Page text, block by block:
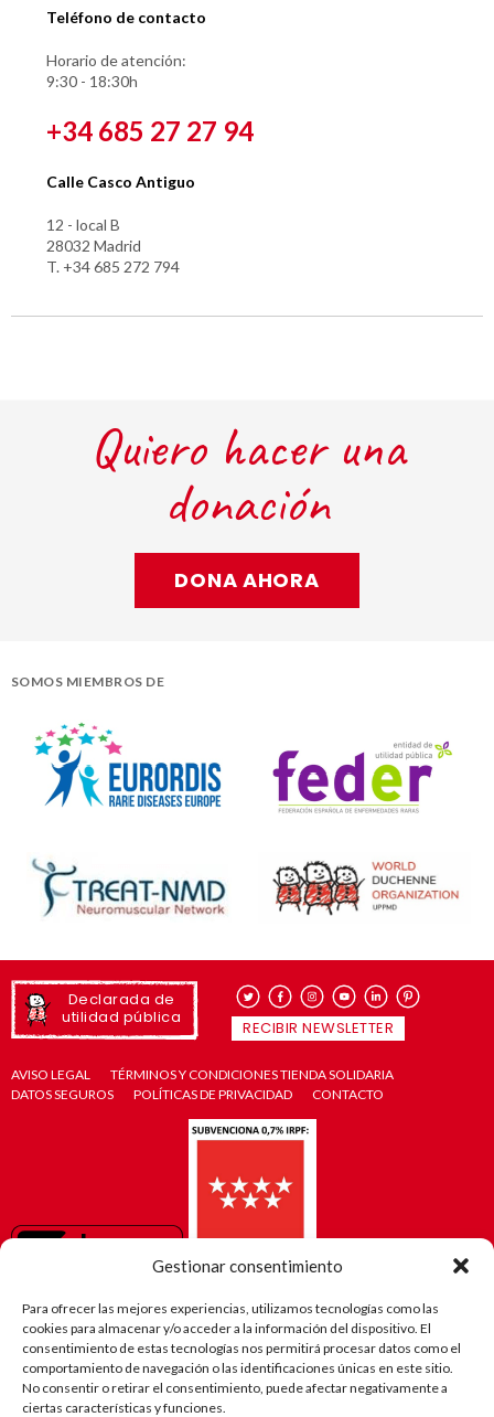
Gestionar consentimiento
Para ofrecer las mejores experiencias, utilizamos tecnologías como las
cookies para almacenar y/o acceder a la información del dispositivo. El
consentimiento de estas tecnologías nos permitirá procesar datos como el
comportamiento de navegación o las identificaciones únicas en este sitio.
No consentir o retirar el consentimiento, puede afectar negativamente a
ciertas características y funciones.
Teléfono de contacto
Horario de atención:
9:30 - 18:30h
+34 685 27 27 94
Calle Casco Antiguo
12 - local B
28032 Madrid
T. +34 685 272 794
Quiero hacer una
donación
DONA AHORA
SOMOS MIEMBROS DE
Declarada de
utilidad pública
RECIBIR NEWSLETTER
AVISO LEGAL
TÉRMINOS Y CONDICIONES TIENDA SOLIDARIA
DATOS SEGUROS
POLÍTICAS DE PRIVACIDAD CONTACTO